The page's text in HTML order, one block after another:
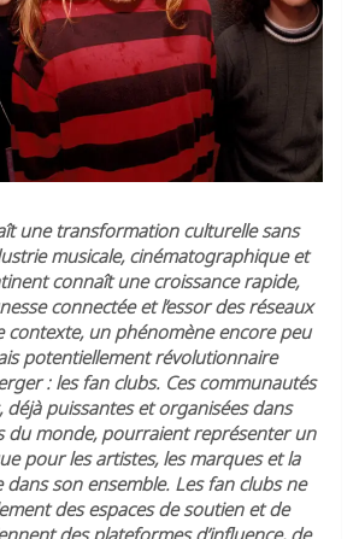
une transformation culturelle sans
musicale, cinématographique et
connaît une croissance rapide,
connectée et l’essor des réseaux
contexte, un phénomène encore peu
potentiellement révolutionnaire
: les fan clubs. Ces communautés
déjà puissantes et organisées dans
du monde, pourraient représenter un
pour les artistes, les marques et la
son ensemble. Les fan clubs ne
des espaces de soutien et de